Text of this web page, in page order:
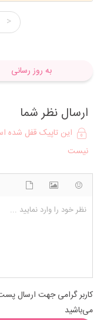
>
به روز رسانی
ارسال نظر شما
این تاپیک قفل شده
نیست
نظر خود را وارد نمایید ...
کاربر گرامی جهت ارسال
می‌باشید